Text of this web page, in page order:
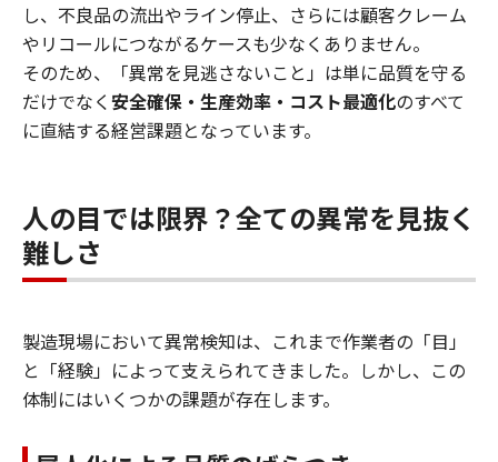
し、不良品の流出やライン停止、さらには顧客クレーム
やリコールにつながるケースも少なくありません。
そのため、「異常を見逃さないこと」は単に品質を守る
だけでなく安全確保・生産効率・コスト最適化のすべて
に直結する経営課題となっています。
人の目では限界？全ての異常を見抜く
難しさ
製造現場において異常検知は、これまで作業者の「目」
と「経験」によって支えられてきました。しかし、この
体制にはいくつかの課題が存在します。